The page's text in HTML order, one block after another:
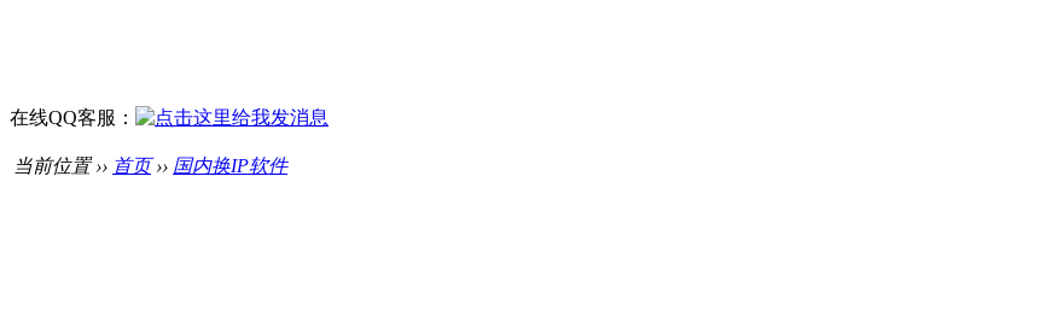
在线QQ客服：
当前位置 ›› 首页›› 国内换IP软件